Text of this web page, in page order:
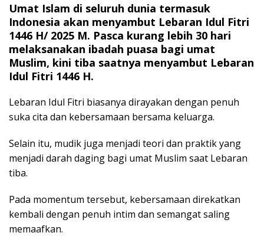
Umat Islam di seluruh dunia termasuk
Indonesia akan menyambut Lebaran Idul Fitri
1446 H/ 2025 M. Pasca kurang lebih 30 hari
melaksanakan ibadah puasa bagi umat
Muslim, kini tiba saatnya menyambut Lebaran
Idul Fitri 1446 H.
Lebaran Idul Fitri biasanya dirayakan dengan penuh
suka cita dan kebersamaan bersama keluarga.
Selain itu, mudik juga menjadi teori dan praktik yang
menjadi darah daging bagi umat Muslim saat Lebaran
tiba.
Pada momentum tersebut, kebersamaan direkatkan
kembali dengan penuh intim dan semangat saling
memaafkan.